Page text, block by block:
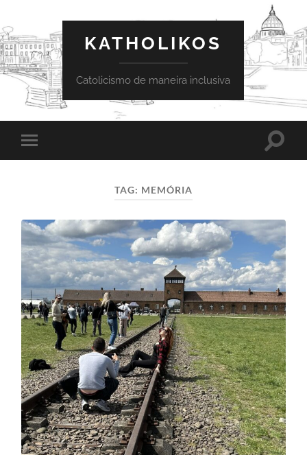
KATHOLIKOS
Catolicismo de maneira inclusiva
Toggle
mobile
Toggle
TAG: MEMÓRIA